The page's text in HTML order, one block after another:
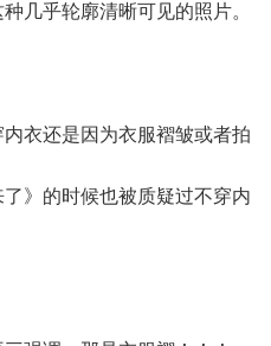
几乎轮廓清晰可见的照片。
衣还是因为衣服褶皱或者拍
》的时候也被质疑过不穿内